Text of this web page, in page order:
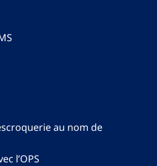
au nom de
l’OPS